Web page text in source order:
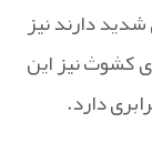
دارند نیز
کشوث نیز این
دارد.